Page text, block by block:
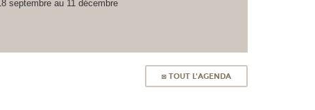
septembre au 11 décembre
◙ TOUT L'AGENDA